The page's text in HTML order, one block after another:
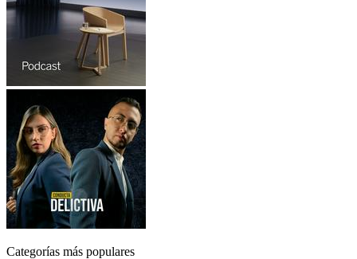
Categorías más populares